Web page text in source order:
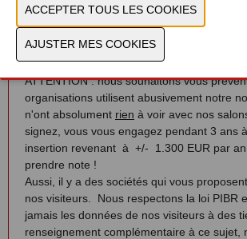
précédentes ou actuelles de notre
recevrez peut-être un courrier d’une ou de
pour une publication de vos coordonnées
catalogue.
ATTENTION : nous souhaitons vous
organisations utilisent abusivement notre
n'ont absolument rien à voir avec nos
signez, vous vous engagez pendant 3 ans
insertion revenant à +/- 1.300 EUR par
prendre note !
Aussi, il y a des sociétés qui vous
nos visiteurs. Nous respectons la loi PIBR
jamais les données de nos visiteurs à des
renseignement complémentaire à ce sujet,